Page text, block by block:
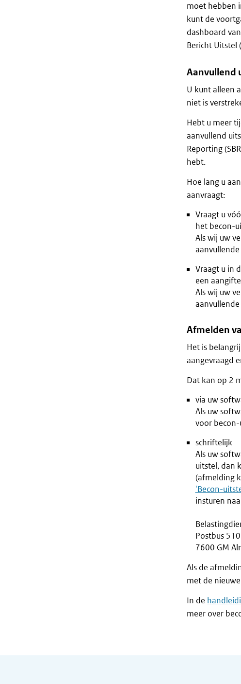
moet hebben
kunt de
dashboard
Bericht Uitstel
Aanvullend
U kunt alleen
niet is
Hebt u meer
aanvullend
Reporting
hebt.
Hoe lang u
aanvraagt:
Vraagt u
het becon-
Als wij uw
Vraagt u in
een
Als wij uw
Afmelden
Het is
aangevraagd
Dat kan op 2
via uw
Als uw
voor
schriftelijk
Als uw
uitstel, dan
(afmelding
'Becon-
insturen
Postbus
7600 GM
Als de
met de
In de
meer over